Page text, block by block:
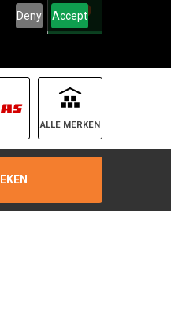
Deny Accept
0
ALLE MERKEN